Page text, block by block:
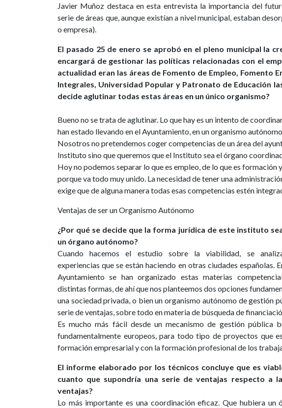
Javier Muñoz destaca en esta entrevista la importancia del
serie de áreas que, aunque existían a nivel municipal, estaban
o empresa).
El pasado 25 de enero se aprobó en el pleno municipal la
encargará de gestionar las políticas relacionadas con el
actualidad eran las áreas de Fomento de Empleo, Fomento
Integrales, Universidad Popular y Patronato de Educación
decide aglutinar todas estas áreas en un único organismo?
Bueno no se trata de aglutinar. Lo que hay es un intento de
han estado llevando en el Ayuntamiento, en un organismo
Nosotros no pretendemos coger competencias de un área del
Instituto sino que queremos que el Instituto sea el órgano
Hoy no podemos separar lo que es empleo, de lo que es formación
porque va todo muy unido. La necesidad de tener una
exige que de alguna manera todas esas competencias estén
Ventajas de ser un Organismo Autónomo
¿Por qué se decide que la forma jurídica de este instituto
un órgano autónomo?
Cuando hacemos el estudio sobre la viabilidad, se
experiencias que se están haciendo en otras ciudades españolas.
Ayuntamiento se han organizado estas materias
distintas formas, de ahí que nos planteemos dos opciones
una sociedad privada, o bien un organismo autónomo de gestión
serie de ventajas, sobre todo en materia de búsqueda de
Es mucho más fácil desde un mecanismo de gestión pública
fundamentalmente europeos, para todo tipo de proyectos que
formación empresarial y con la formación profesional de los
El informe elaborado por los técnicos concluye que es
cuanto que supondría una serie de ventajas respecto a
ventajas?
Lo más importante es una coordinación eficaz. Que hubiera un